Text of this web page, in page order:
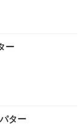
ー
ター